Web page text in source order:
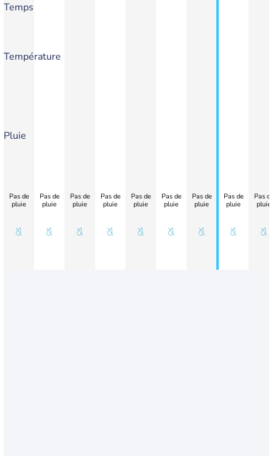
Temps
Température
Pluie
Pas de
pluie
Pas de
pluie
Pas de
pluie
Pas de
pluie
Pas de
pluie
Pas de
pluie
Pas de
pluie
Pas de
pluie
Pas
pluie